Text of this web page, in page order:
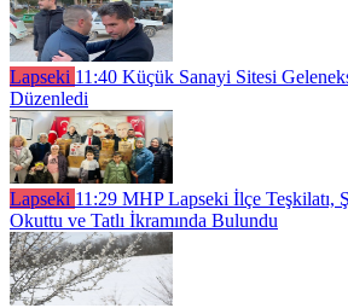
Lapseki 11:40 Küçük Sanayi Sitesi
Düzenledi
Lapseki 11:29 MHP Lapseki İlçe Teşkilatı,
Okuttu ve Tatlı İkramında Bulundu